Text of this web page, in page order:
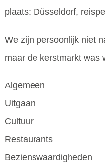
plaats: Düsseldorf,
We zijn persoonlijk niet
maar de kerstmarkt was
Algemeen
Uitgaan
Cultuur
Restaurants
Bezienswaardigheden